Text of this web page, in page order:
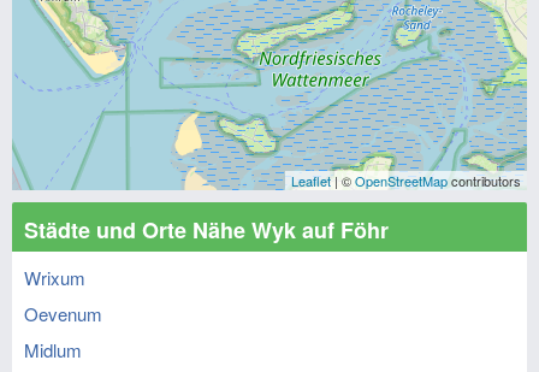
Leaflet| ©OpenStreetMapcontributors
Städte und Orte Nähe Wyk auf Föhr
Wrixum
Oevenum
Midlum